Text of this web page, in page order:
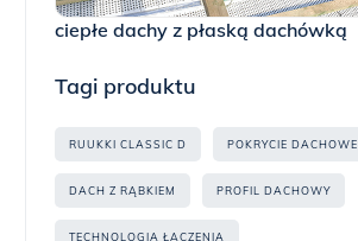
ciepłe dachy z płaską dachówką
Tagi produktu
RUUKKI CLASSIC D POKRYCIE DACHOWE
DACH Z RĄBKIEM PROFIL DACHOWY
TECHNOLOGIA ŁĄCZENIA